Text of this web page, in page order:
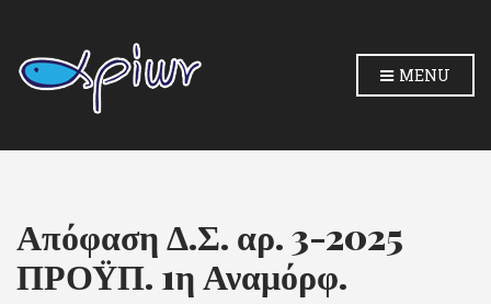
MENU
Απόφαση Δ.Σ. αρ. 3-2025
ΠΡΟΫΠ. 1η Αναμόρφ.